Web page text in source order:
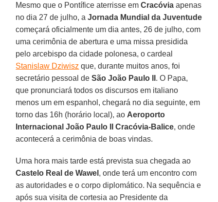
Mesmo que o Pontífice aterrisse emCracóvia apenas
no dia 27 de julho, aJornada Mundial da Juventude
começará oficialmente um dia antes, 26 de julho, com
uma cerimônia de abertura e uma missa presidida
pelo arcebispo da cidade polonesa, o cardeal
Stanislaw Dziwisz que, durante muitos anos, foi
secretário pessoal deSão João Paulo II . O Papa,
que pronunciará todos os discursos em italiano
menos um em espanhol, chegará no dia seguinte, em
torno das 16h (horário local), ao Aeroporto
Internacional João Paulo II Cracóvia-Balice, onde
acontecerá a cerimônia de boas vindas.
Uma hora mais tarde está prevista sua chegada ao
Castelo Real de Wawel , onde terá um encontro com
as autoridades e o corpo diplomático. Na sequência e
após sua visita de cortesia ao Presidente da